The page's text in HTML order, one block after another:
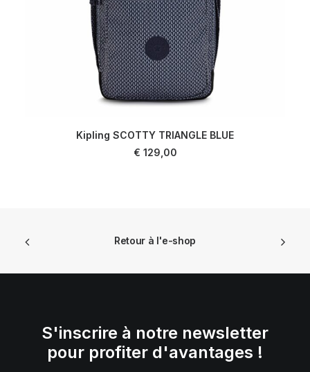
Kipling SCOTTY TRIANGLE BLUE
€ 129,00
Retour à l'e-shop
S'inscrire à notre newsletter
pour profiter d'avantages !